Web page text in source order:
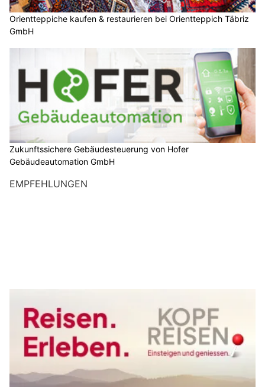
Orientteppiche kaufen & restaurieren bei Orientteppich Täbriz
GmbH
Zukunftssichere Gebäudesteuerung von Hofer
Gebäudeautomation GmbH
EMPFEHLUNGEN